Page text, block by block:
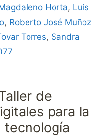
Horta, Luis
, Roberto José Muñoz
Torres, Sandra
de
para la
tecnología